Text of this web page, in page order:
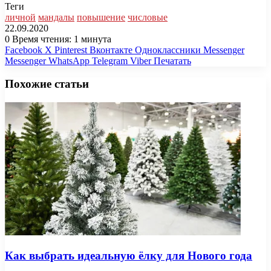
Теги
личной мандалы повышение числовые
22.09.2020
0 Время чтения: 1 минута
Facebook X Pinterest Вконтакте Одноклассники Messenger
Messenger WhatsApp Telegram Viber Печатать
Похожие статьи
Как выбрать идеальную ёлку для Нового года